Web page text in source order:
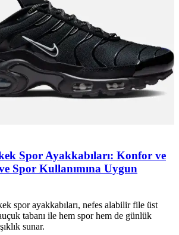
Spor Ayakkabıları: Konfor ve
Spor Kullanımına Uygun
spor ayakkabıları, nefes alabilir file üst
tabanı ile hem spor hem de günlük
sunar.